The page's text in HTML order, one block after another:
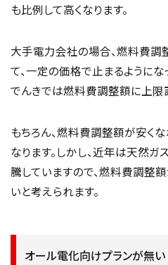
も比例して高くなります。
大手電力会社の場合、燃料費
て、一定の価格で止まるようにな
でんきでは燃料費調整額に上限
もちろん、燃料費調整額が安く
なります。しかし、近年は天然
騰していますので、燃料費調整
いと考えられます。
オール電化向けプランが無い